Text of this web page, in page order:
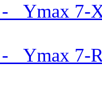
Ymax 7-
Ymax 7-